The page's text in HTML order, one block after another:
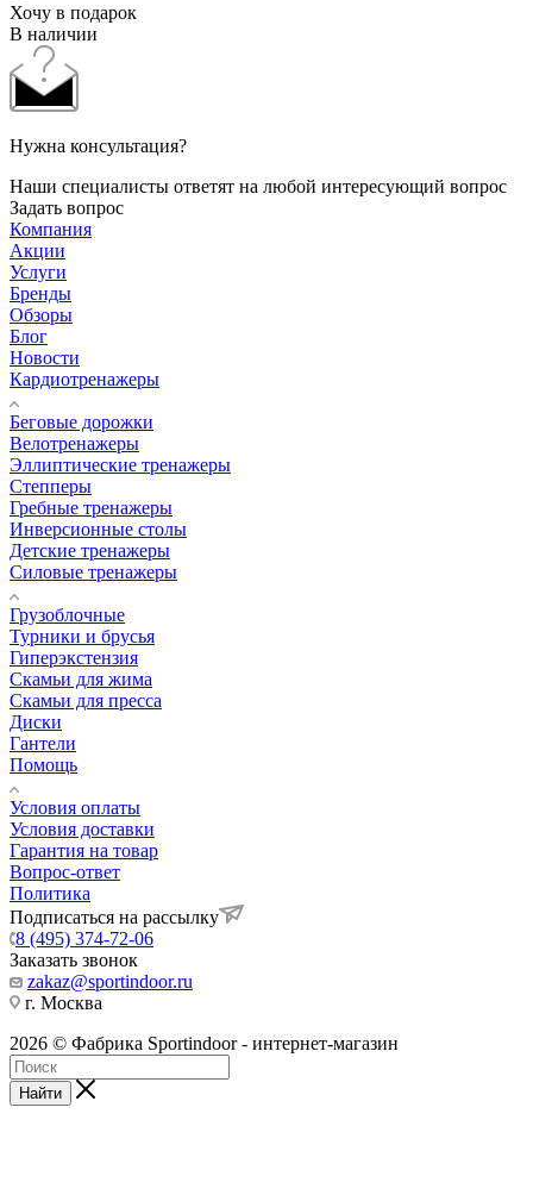
Хочу в подарок
В наличии
Нужна консультация?
Наши специалисты ответят на любой интересующий вопрос
Задать вопрос
Компания
Акции
Услуги
Бренды
Обзоры
Блог
Новости
Кардиотренажеры
Беговые дорожки
Велотренажеры
Эллиптические тренажеры
Степперы
Гребные тренажеры
Инверсионные столы
Детские тренажеры
Силовые тренажеры
Грузоблочные
Турники и брусья
Гиперэкстензия
Скамьи для жима
Скамьи для пресса
Диски
Гантели
Помощь
Условия оплаты
Условия доставки
Гарантия на товар
Вопрос-ответ
Политика
Подписаться на рассылку
8 (495) 374-72-06
Заказать звонок
zakaz@sportindoor.ru
г. Москва
2026 © Фабрика Sportindoor - интернет-магазин
Найти